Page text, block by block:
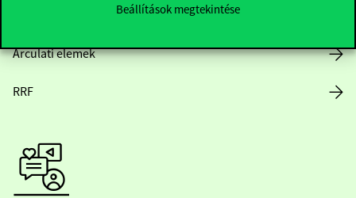
Beállítások megtekintése
Arculati elemek
RRF